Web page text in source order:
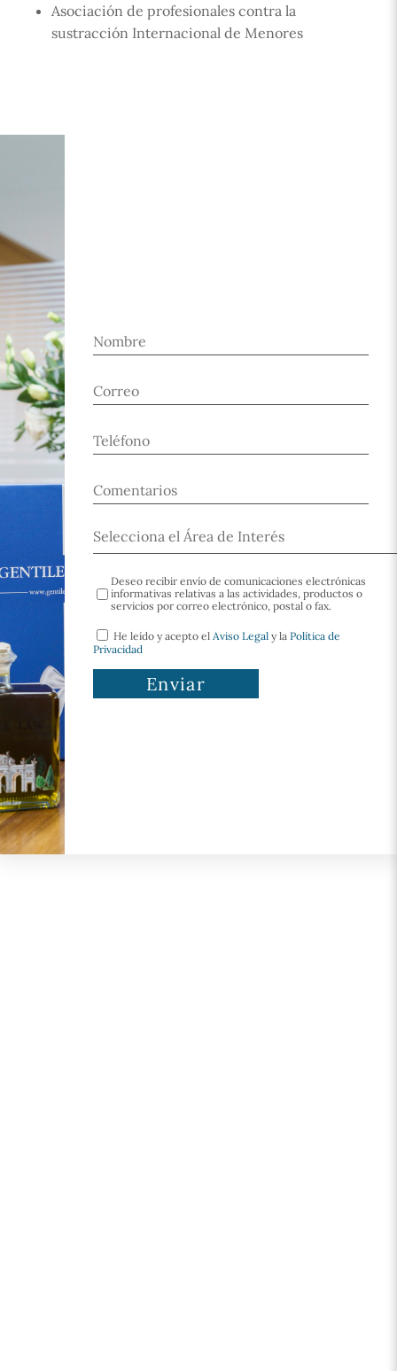
Asociación de profesionales contra la
sustracción Internacional de Menores
Deseo recibir envío de comunicaciones electrónicas
informativas relativas a las actividades, productos o
servicios por correo electrónico, postal o fax.
He leído y acepto el Aviso Legal y laPolítica de
Privacidad